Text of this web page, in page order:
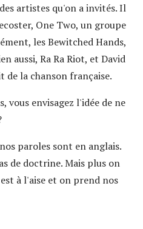
artistes qu'on a invités. Il
One Two, un groupe
les Bewitched Hands,
aussi, Ra Ra Riot, et David
de la chanson française.
vous envisagez l'idée de ne
paroles sont en anglais.
de doctrine. Mais plus on
à l'aise et on prend nos